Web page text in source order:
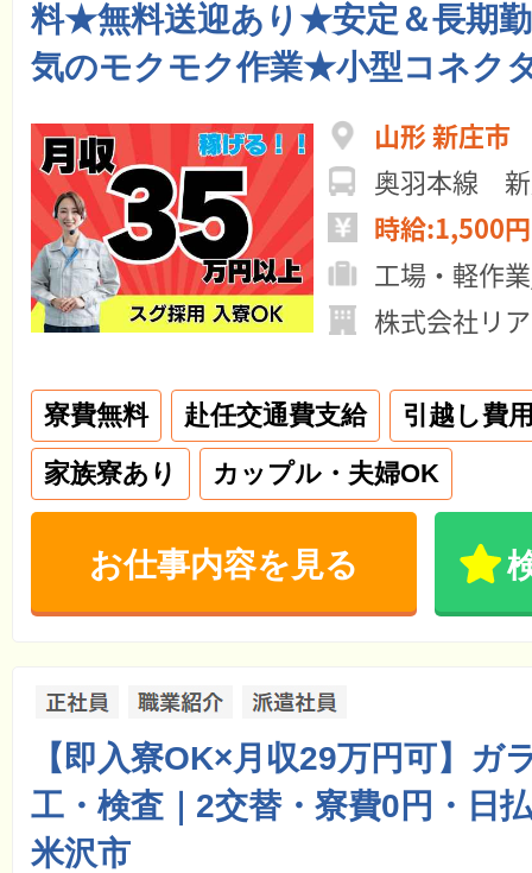
料★無料送迎あり★安定＆長期
気のモクモク作業★小型コネク
山形 新庄市
奥羽本線 新
時給:1,500
工場・軽作
株式会社リ
寮費無料 赴任交通費支給
引越し費
家族寮あり
カップル・夫婦OK
お仕事内容を見る
【即入寮OK×月収29万円可】ガ
工・検査｜2交替・寮費0円・日
米沢市